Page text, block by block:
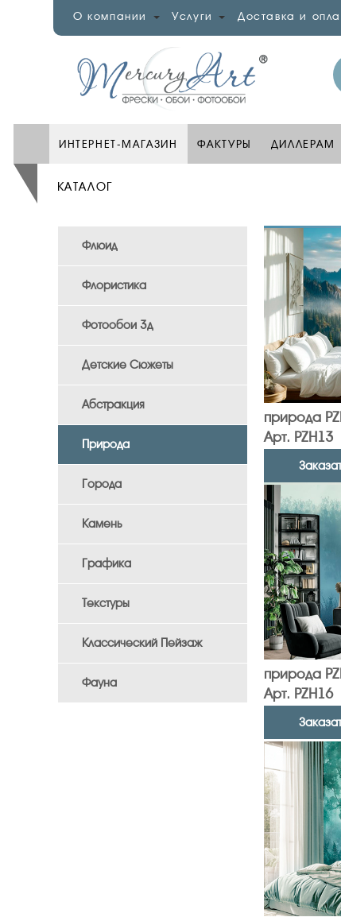
О компании Услуги Доставка и
ИНТЕРНЕТ-МАГАЗИН ФАКТУРЫ ДИЛЛЕРАМ
КАТАЛОГ
Флюид
Флористика
Фотообои 3д
Детские Сюжеты
Абстракция
Природа
Города
Камень
Графика
Текстуры
Классический Пейзаж
Фауна
природа
Арт. PZH13
природа
Арт. PZH16